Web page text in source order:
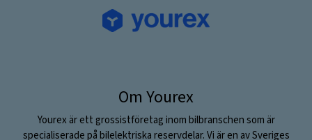
Om Yourex
Yourex är ett grossistföretag inom bilbranschen som är
specialiserade på bilelektriska reservdelar. Vi är en av Sveriges